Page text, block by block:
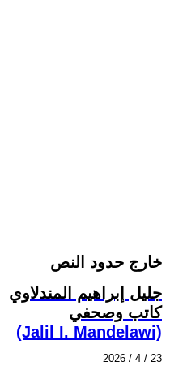
خارج حدود النص
جليل إبراهيم المندلاوي
كاتب وصحفي
(Jalil I. Mandelawi)
2026 / 4 / 23